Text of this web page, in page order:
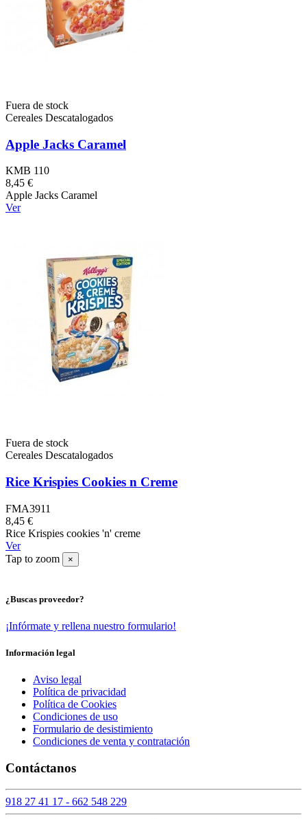
Fuera de stock
Cereales Descatalogados
Apple Jacks Caramel
KMB 110
8,45 €
Apple Jacks Caramel
Ver
Fuera de stock
Cereales Descatalogados
Rice Krispies Cookies n Creme
FMA3911
8,45 €
Rice Krispies cookies 'n' creme
Ver
Tap to zoom
×
¿Buscas proveedor?
¡Infórmate y rellena nuestro formulario!
Información legal
Aviso legal
Política de privacidad
Política de Cookies
Condiciones de uso
Formulario de desistimiento
Condiciones de venta y contratación
Contáctanos
918 27 41 17 - 662 548 229